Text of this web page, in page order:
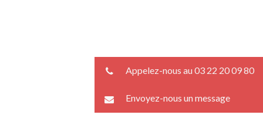
Appelez-nous au 03 22 20 09 80
Envoyez-nous un message